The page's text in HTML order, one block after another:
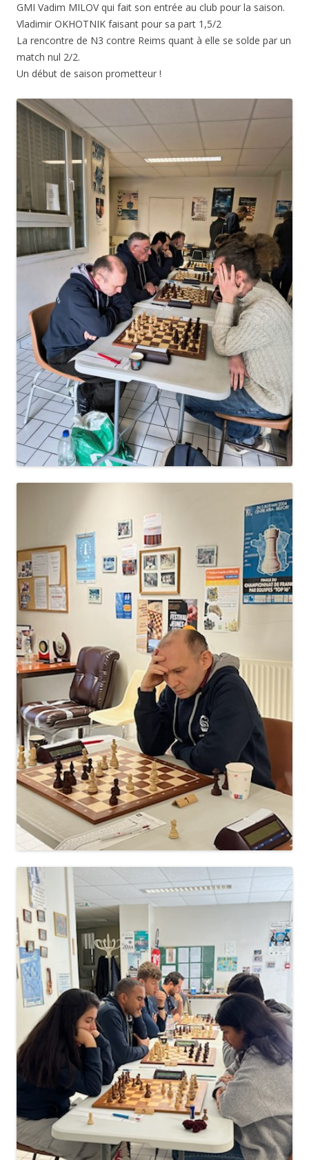
GMI Vadim MILOV qui fait son entrée au club pour la saison.
Vladimir OKHOTNIK faisant pour sa part 1,5/2
La rencontre de N3 contre Reims quant à elle se solde par un
match nul 2/2.
Un début de saison prometteur !